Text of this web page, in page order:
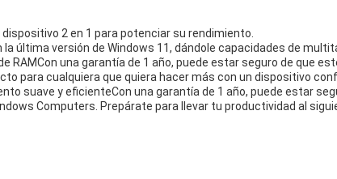
2 en 1 para potenciar su rendimiento.
última versión de Windows 11, dándole capacidades de
RAMCon una garantía de 1 año, puede estar seguro de que
para cualquiera que quiera hacer más con un dispositivo
suave y eficienteCon una garantía de 1 año, puede estar
Computers. Prepárate para llevar tu productividad al